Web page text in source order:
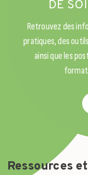
DE
Retrouvez des
pratiques, des
ainsi que les
Ressources